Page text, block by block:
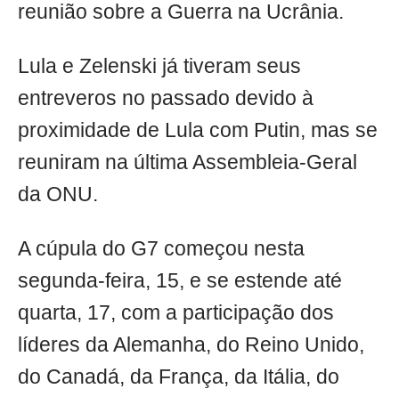
reunião sobre a Guerra na Ucrânia.
Lula e Zelenski já tiveram seus
entreveros no passado devido à
proximidade de Lula com Putin, mas se
reuniram na última Assembleia-Geral
da ONU.
A cúpula do G7 começou nesta
segunda-feira, 15, e se estende até
quarta, 17, com a participação dos
líderes da Alemanha, do Reino Unido,
do Canadá, da França, da Itália, do